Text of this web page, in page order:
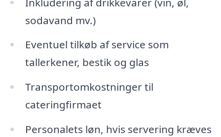
sodavand mv.)
Eventuel tilkøb af service som
tallerkener, bestik og glas
Transportomkostninger til
cateringfirmaet
Personalets løn, hvis servering kræves